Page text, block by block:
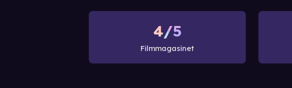
4/5
Filmmagasinet